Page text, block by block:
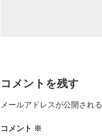
コメントを残す
メールアドレスが公開され
コメント ※